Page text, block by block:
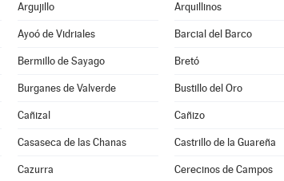
Argujillo Arquillinos
Ayoó de Vidriales Barcial del Barco
Bermillo de Sayago Bretó
Burganes de Valverde Bustillo del Oro
Cañizal Cañizo
Casaseca de las Chanas Castrillo de la Guareña
Cazurra Cerecinos de Campos